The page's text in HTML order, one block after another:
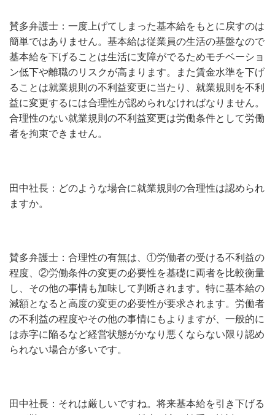
賛多弁護士：一度上げてしまった基本給をもとに戻すのは
簡単ではありません。基本給は従業員の生活の基盤なので
基本給を下げることは生活に支障がでるためモチベーショ
ン低下や離職のリスクが高まります。また賃金水準を下げ
ることは就業規則の不利益変更に当たり、就業規則を不利
益に変更するには合理性が認められなければなりません。
合理性のない就業規則の不利益変更は労働条件として労働
者を拘束できません。
田中社長：どのような場合に就業規則の合理性は認められ
ますか。
賛多弁護士：合理性の有無は、①労働者の受ける不利益の
程度、②労働条件の変更の必要性を基礎に両者を比較衡量
し、その他の事情も加味して判断されます。特に基本給の
減額となると高度の変更の必要性が要求されます。労働者
の不利益の程度やその他の事情にもよりますが、一般的に
は赤字に陥るなど経営状態がかなり悪くならない限り認め
られない場合が多いです。
田中社長：それは厳しいですね。将来基本給を引き下げる